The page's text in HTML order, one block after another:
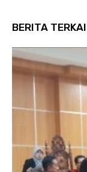
BERITA